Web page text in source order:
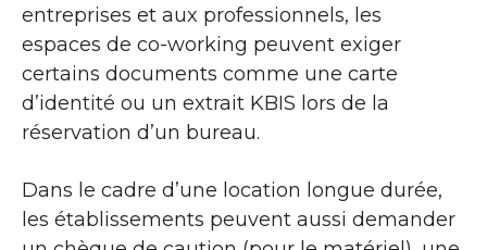
entreprises et aux professionnels, les
espaces de co-working peuvent exiger
certains documents comme une carte
d’identité ou un extrait KBIS lors de la
réservation d’un bureau.
Dans le cadre d’une location longue durée,
les établissements peuvent aussi demander